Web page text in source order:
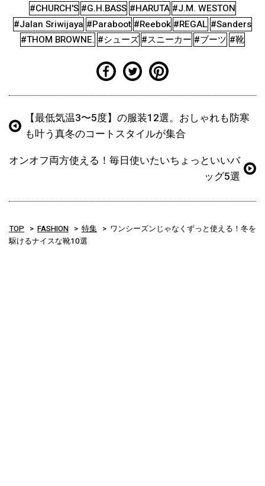
#CHURCH'S #G.H.BASS #HARUTA #J.M. WESTON
#Jalan Sriwijaya #Paraboot #Reebok #REGAL #Sanders
#THOM BROWNE. #シューズ #スニーカー #ブーツ #靴
【最低気温3〜5度】の服装12選。おしゃれも防寒
も叶う真冬のコートスタイルが集合
オンオフ両方使える！毎日使いたいちょっといいバ
ッグ5選
TOP FASHION 特集
ワンシーズンじゃなくずっと使える！冬を
駆けるナイスな靴10選